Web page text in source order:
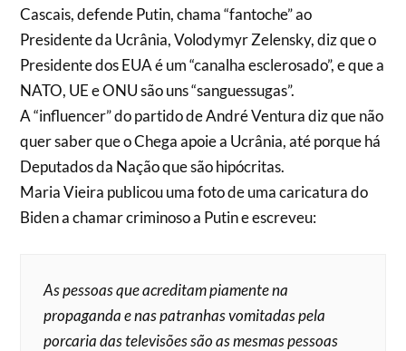
Cascais, defende Putin, chama “fantoche” ao
Presidente da Ucrânia, Volodymyr Zelensky, diz que o
Presidente dos EUA é um “canalha esclerosado”, e que a
NATO, UE e ONU são uns “sanguessugas”.
A “influencer” do partido de André Ventura diz que não
quer saber que o Chega apoie a Ucrânia, até porque há
Deputados da Nação que são hipócritas.
Maria Vieira publicou uma foto de uma caricatura do
Biden a chamar criminoso a Putin e escreveu:
As pessoas que acreditam piamente na
propaganda e nas patranhas vomitadas pela
porcaria das televisões são as mesmas pessoas